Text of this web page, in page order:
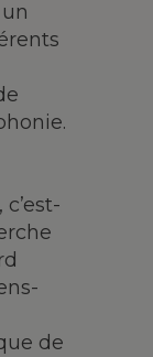
de